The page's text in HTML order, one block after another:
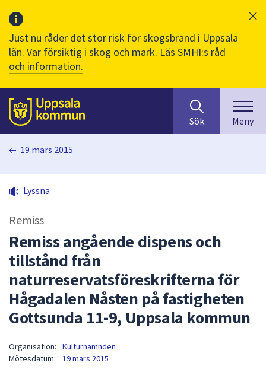
Just nu råder det stor risk för skogsbrand i Uppsala
län. Var försiktig i skog och mark. Läs SMHI:s råd
och information.
Till sidans
huvudinnehåll
efter
innehåll
på
sökfältet
kommer
att
presenteras
under
fältet.
Sök Meny
19 mars 2015
Lyssna
Remiss
Remiss angående dispens och
tillstånd från
naturreservatsföreskrifterna för
Hågadalen Nåsten på fastigheten
Gottsunda 11-9, Uppsala kommun
Organisation:
Kulturnämnden
Mötesdatum:
19 mars 2015